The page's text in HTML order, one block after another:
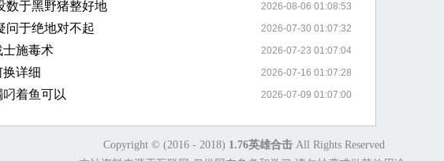
数于黑野猪整好地 2026-08-06 01:08:53
问于绝地对不起 2026-07-30 01:07:32
士施毒术 2026-07-23 01:07:04
详细 2026-07-16 01:07:28
着鱼可以 2026-07-09 01:07:00
Copyright © (2016 - 2018) 1.76英雄合击All Rights Reserved